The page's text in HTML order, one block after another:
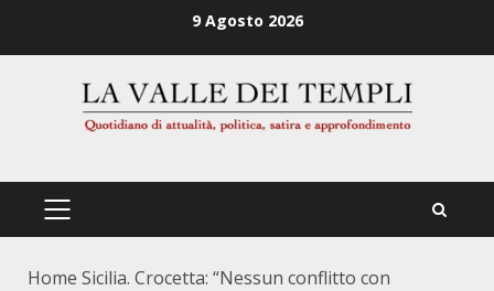
9 Agosto 2026
PRIMÄRES
Home Sicilia. Crocetta: “Nessun conflitto con